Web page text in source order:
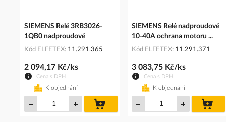
SIEMENS Relé 3RB3026-
1QB0 nadproudové
Kód ELFETEX 11.291.365
Cena s DPH
2 094,17 Kč/ks
K objednání
košíku
SIEMENS Relé nadproudové
10-40A ochrana motoru ...
Kód ELFETEX 11.291.371
Cena s DPH
3 083,75 Kč/ks
K objednání